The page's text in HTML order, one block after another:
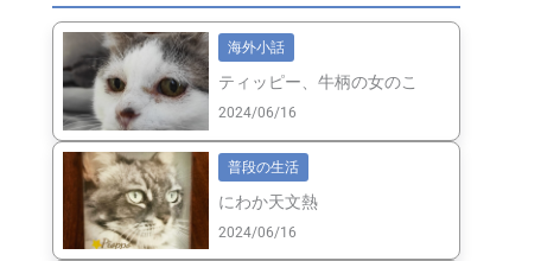
海外小話
ティッピー、牛柄の女のこ
2024/06/16
普段の生活
にわか天文熱
2024/06/16